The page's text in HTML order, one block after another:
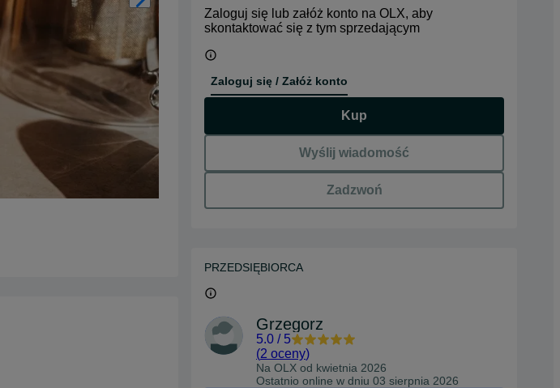
Zaloguj się lub załóż konto na OLX, aby
skontaktować się z tym sprzedającym
Zaloguj się / Załóż konto
Kup
Wyślij wiadomość
Zadzwoń
PRZEDSIĘBIORCA
Grzegorz
5.0 / 5
(2 oceny)
Na OLX od kwietnia 2026
Ostatnio online w dniu 03 sierpnia 2026